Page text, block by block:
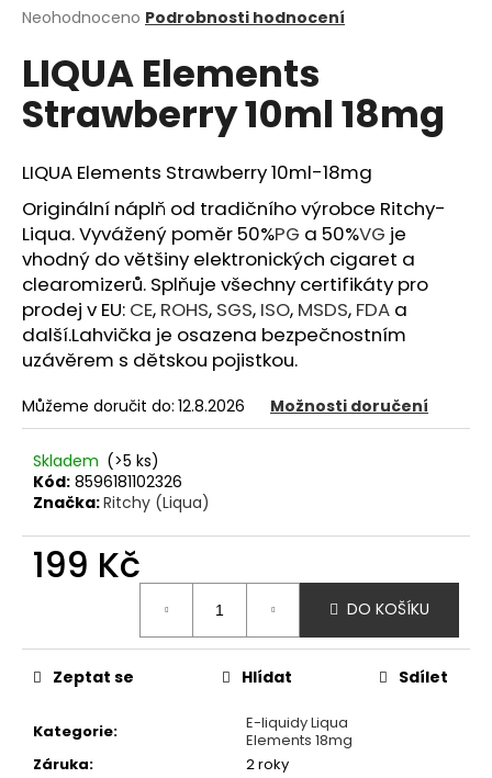
Průměrné
produktu
je
0,0
z
hvězdiček.
Neohodnoceno Podrobnosti hodnocení
LIQUA Elements
Strawberry 10ml 18mg
LIQUA Elements Strawberry 10ml-18mg
Originální náplň od tradičního výrobce Ritchy-
Liqua. Vyvážený poměr 50%PG a 50%VG je
vhodný do většiny elektronických cigaret a
clearomizerů. Splňuje všechny certifikáty pro
prodej v EU: CE, ROHS, SGS, ISO, MSDS, FDA a
další.Lahvička je osazena bezpečnostním
uzávěrem s dětskou pojistkou.
Můžeme doručit do: 12.8.2026 Možnosti doručení
Skladem (>5 ks)
Kód: 8596181102326
Značka:Ritchy (Liqua)
199 Kč
DO KOŠÍKU
Kategorie:
E-liquidy Liqua
Elements 18mg
Záruka:
2 roky
Zeptat se Hlídat Sdílet
a
j
í
t
HLEDAT
D
o
p
o
u
č
j
LIQUID
10ML